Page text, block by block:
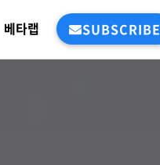
베타랩 SUBSCRIBE